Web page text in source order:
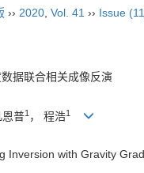
›› 2020 Vol. 41 ›› Issue
据联合相关成像反演
恩普1 ， 程浩1
Inversion with Gravity